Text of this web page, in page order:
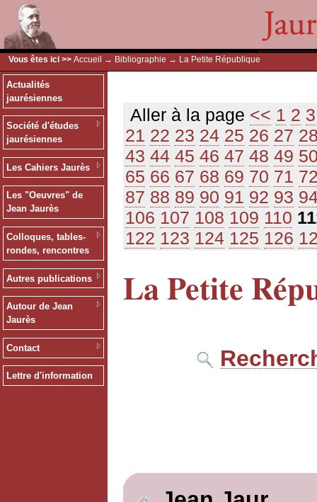
Vous êtes ici >> Accueil → Bibliographie → La Petite République
Actualités
jaurésiennes
Société d'études
jaurésiennes
Les Cahiers Jaurès
Les "Oeuvres" de
Jean Jaurès
Colloques, tables-
rondes, rencontres
Autres publications
Autour de Jean
Jaurès
Contact
Lettre d'information
Aller à la page << 1 2 3
21 22 23 24 25 26 27
43 44 45 46 47 48 49
65 66 67 68 69 70 71
87 88 89 90 91 92 93
106 107 108 109 110
122 123 124 125 126
La Petite